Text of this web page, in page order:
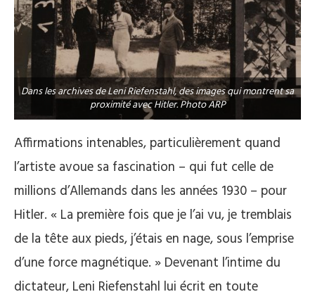
Dans les archives de Leni Riefenstahl, des images qui montrent sa
proximité avec Hitler. Photo ARP
Affirmations intenables, particulièrement quand
l’artiste avoue sa fascination – qui fut celle de
millions d’Allemands dans les années 1930 – pour
Hitler. « La première fois que je l’ai vu, je tremblais
de la tête aux pieds, j’étais en nage, sous l’emprise
d’une force magnétique. » Devenant l’intime du
dictateur, Leni Riefenstahl lui écrit en toute